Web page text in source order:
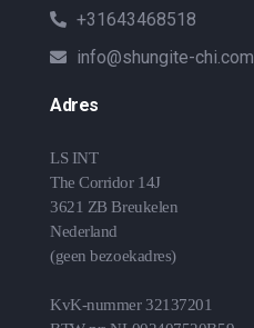
+31643468518
info@shungite-chi.com
Adres
LS INT
The Corridor 14J
3621 ZB Breukelen
Nederland
(geen bezoekadres)
KvK-nummer 32137201